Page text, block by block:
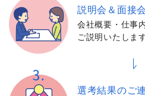
説明会＆面接会
会社概要・仕事
ご説明いたします
選考結果のご